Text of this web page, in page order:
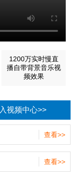
1200万实时慢直
播自带背景音乐视
频效果
视频中心>>
查看>>
查看>>